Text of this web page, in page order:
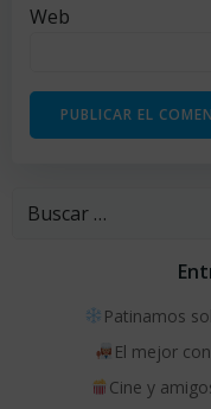
Web
Buscar:
Patinamos
El mejor
Cine y